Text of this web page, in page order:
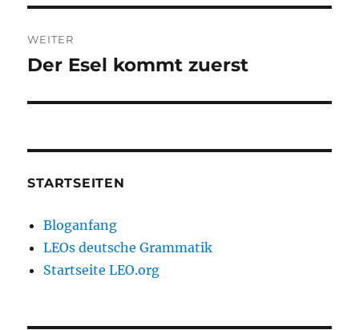
WEITER
Nächster
Der Esel kommt zuerst
STARTSEITEN
Bloganfang
LEOs deutsche Grammatik
Startseite LEO.org